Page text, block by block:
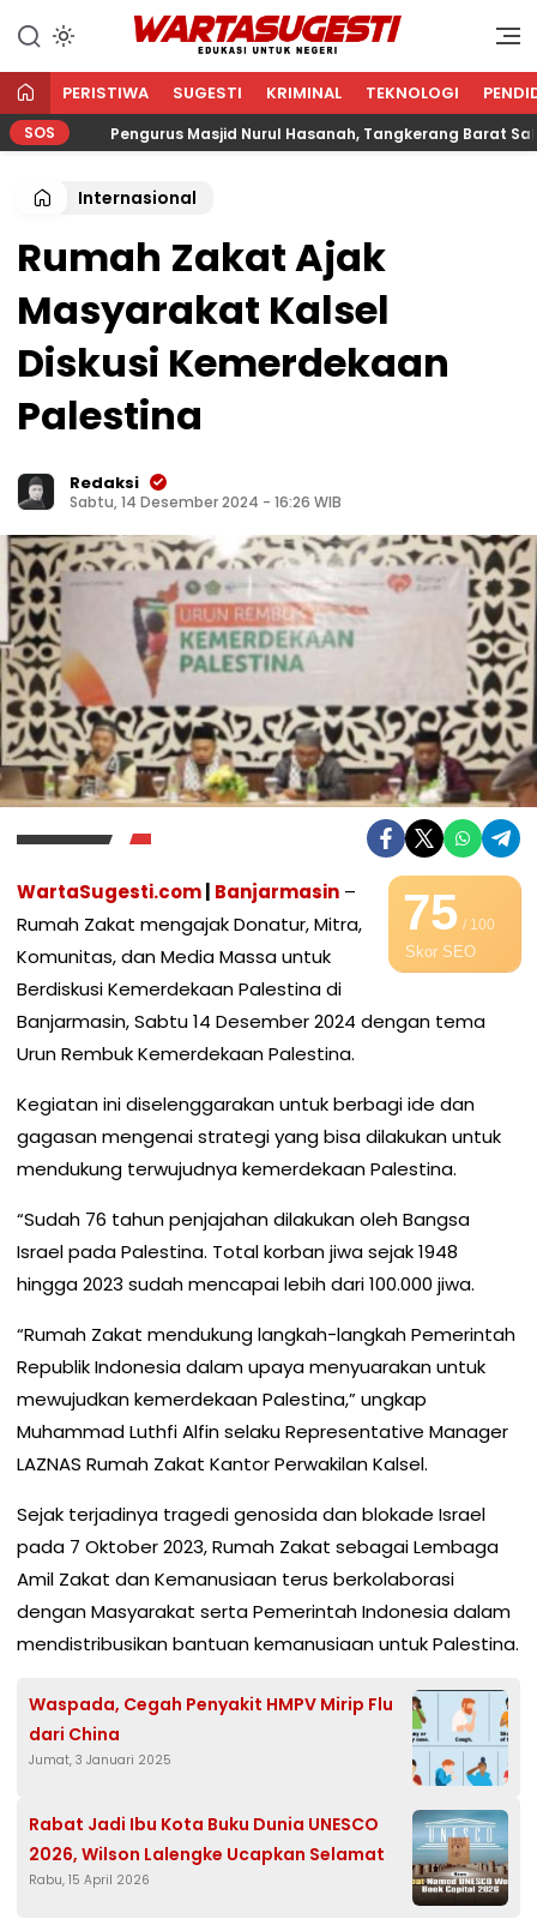
WARTA SUGESTI √ EDUKASI
Edukasi Untuk Negeri
PERISTIWA SUGESTI KRIMINAL TEKNOLOGI
SOS Pengurus Masjid Nurul Hasanah, Tangkerang Barat
Internasional
Rumah Zakat Ajak
Masyarakat Kalsel
Diskusi Kemerdekaan
Palestina
Redaksi
Sabtu, 14 Desember 2024 - 16:26 WIB
75/ 100
Skor SEO
WartaSugesti.com Banjarmasin –
Rumah Zakat mengajak Donatur, Mitra,
Komunitas, dan Media Massa untuk
Berdiskusi Kemerdekaan Palestina di
Banjarmasin, Sabtu 14 Desember 2024 dengan tema
Urun Rembuk Kemerdekaan Palestina.
Kegiatan ini diselenggarakan untuk berbagi ide dan
gagasan mengenai strategi yang bisa dilakukan untuk
mendukung terwujudnya kemerdekaan Palestina.
“Sudah 76 tahun penjajahan dilakukan oleh Bangsa
Israel pada Palestina. Total korban jiwa sejak 1948
hingga 2023 sudah mencapai lebih dari 100.000 jiwa.
“Rumah Zakat mendukung langkah-langkah Pemerintah
Republik Indonesia dalam upaya menyuarakan untuk
mewujudkan kemerdekaan Palestina,” ungkap
Muhammad Luthfi Alfin selaku Representative Manager
LAZNAS Rumah Zakat Kantor Perwakilan Kalsel.
Sejak terjadinya tragedi genosida dan blokade Israel
pada 7 Oktober 2023, Rumah Zakat sebagai Lembaga
Amil Zakat dan Kemanusiaan terus berkolaborasi
dengan Masyarakat serta Pemerintah Indonesia dalam
mendistribusikan bantuan kemanusiaan untuk Palestina.
Waspada, Cegah Penyakit HMPV Mirip Flu
dari China
Jumat, 3 Januari 2025
Rabat Jadi Ibu Kota Buku Dunia UNESCO
2026, Wilson Lalengke Ucapkan Selamat
Rabu, 15 April 2026